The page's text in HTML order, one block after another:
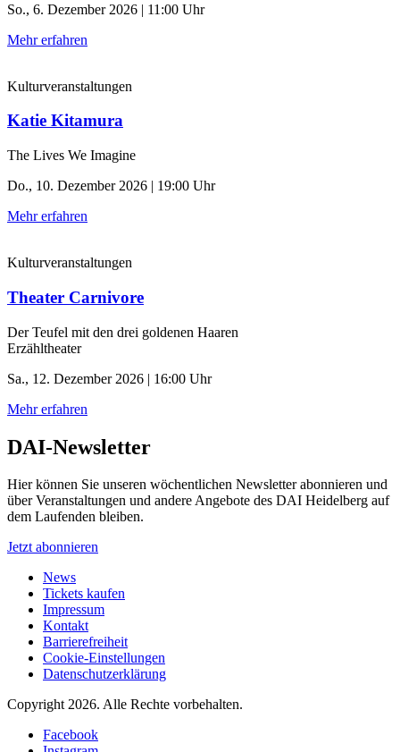
So., 6. Dezember 2026 | 11:00 Uhr
Mehr erfahren
Kulturveranstaltungen
Katie Kitamura
The Lives We Imagine
Do., 10. Dezember 2026 | 19:00 Uhr
Mehr erfahren
Kulturveranstaltungen
Theater Carnivore
Der Teufel mit den drei goldenen Haaren
Erzähltheater
Sa., 12. Dezember 2026 | 16:00 Uhr
Mehr erfahren
DAI-Newsletter
Hier können Sie unseren wöchentlichen Newsletter abonnieren und
über Veranstaltungen und andere Angebote des DAI Heidelberg auf
dem Laufenden bleiben.
Jetzt abonnieren
News
Tickets kaufen
Impressum
Kontakt
Barrierefreiheit
Cookie-Einstellungen
Datenschutzerklärung
Copyright 2026. Alle Rechte vorbehalten.
Facebook